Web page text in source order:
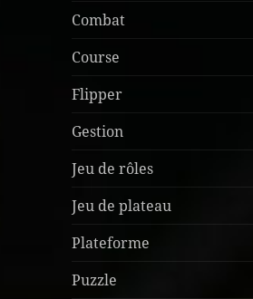
Combat
Course
Flipper
Gestion
Jeu de rôles
Jeu de plateau
Plateforme
Puzzle